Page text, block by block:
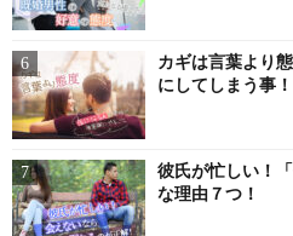
カギは言葉より
にしてしまう事！
彼氏が忙しい！
な理由７つ！